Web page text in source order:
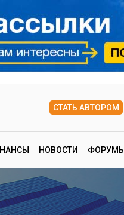
СТАТЬ АВТОРОМ
НОВОСТИ ФОРУМЫ